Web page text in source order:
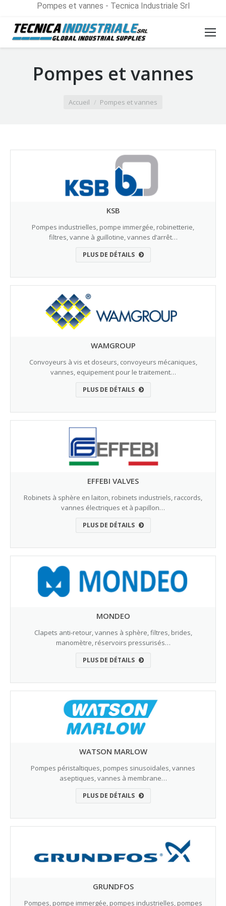
Pompes et vannes - Tecnica Industriale Srl
Pompes et vannes
Accueil Pompes et vannes
KSB
Pompes industrielles, pompe immergée, robinetterie,
filtres, vanne à guillotine, vannes d’arrêt…
PLUS DE DÉTAILS
WAMGROUP
Convoyeurs à vis et doseurs, convoyeurs mécaniques,
vannes, equipement pour le traitement…
PLUS DE DÉTAILS
EFFEBI VALVES
Robinets à sphère en laiton, robinets industriels, raccords,
vannes électriques et à papillon…
PLUS DE DÉTAILS
MONDEO
Clapets anti-retour, vannes à sphère, filtres, brides,
manomètre, réservoirs pressurisés…
PLUS DE DÉTAILS
WATSON MARLOW
Pompes péristaltiques, pompes sinusoïdales, vannes
aseptiques, vannes à membrane…
PLUS DE DÉTAILS
GRUNDFOS
Pompes, pompe immergée, pompes industrielles, pompes